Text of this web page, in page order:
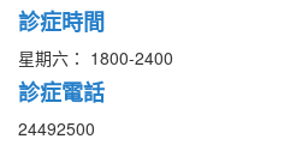
診症時間
星期六： 1800-2400
診症電話
24492500